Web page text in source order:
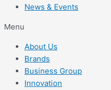
News & Events
Menu
About Us
Brands
Business Group
Innovation